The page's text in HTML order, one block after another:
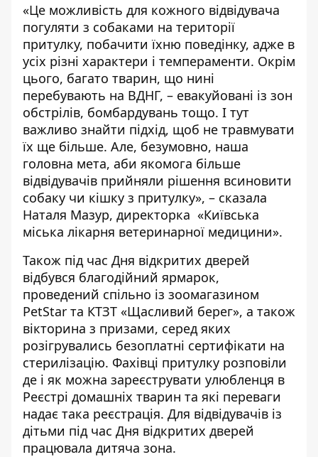
«Це можливість для кожного відвідувача
погуляти з собаками на території
притулку, побачити їхню поведінку, адже в
усіх різні характери і темпераменти. Окрім
цього, багато тварин, що нині
перебувають на ВДНГ, – евакуйовані із зон
обстрілів, бомбардувань тощо. І тут
важливо знайти підхід, щоб не травмувати
їх ще більше. Але, безумовно, наша
головна мета, аби якомога більше
відвідувачів прийняли рішення всиновити
собаку чи кішку з притулку», – сказала
Наталя Мазур, директорка «Київська
міська лікарня ветеринарної медицини».
Також під час Дня відкритих дверей
відбувся благодійний ярмарок,
проведений спільно із зоомагазином
PetStar та КТЗТ «Щасливий берег», а також
вікторина з призами, серед яких
розігрувались безоплатні сертифікати на
стерилізацію. Фахівці притулку розповіли
де і як можна зареєструвати улюбленця в
Реєстрі домашніх тварин та які переваги
надає така реєстрація. Для відвідувачів із
дітьми під час Дня відкритих дверей
працювала дитяча зона.